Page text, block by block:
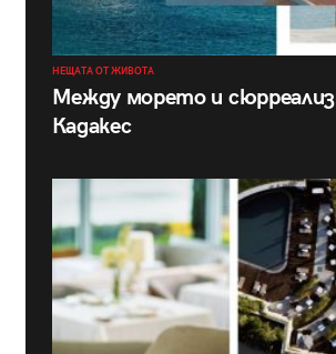
НЕЩАТА ОТ ЖИВОТА
Между морето и
Кадакес